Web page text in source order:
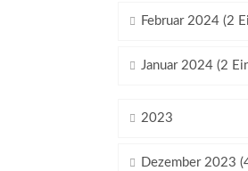
Februar 2024 (2
Januar 2024 (2
2023
Dezember 2023